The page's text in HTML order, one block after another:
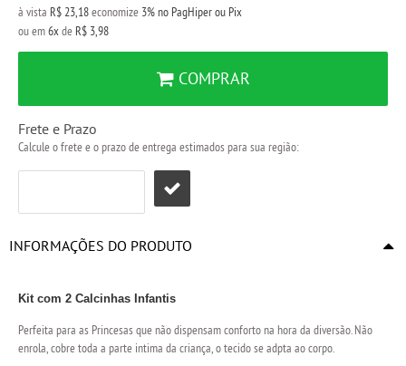
à vista R$ 23,18economize 3%no PagHiper ou Pix
ou em6xde R$ 3,98
COMPRAR
Frete e Prazo
Calcule o frete e o prazo de entrega estimados para sua região:
INFORMAÇÕES DO PRODUTO
Kit com 2 Calcinhas Infantis
Perfeita para as Princesas que não dispensam conforto na hora da diversão. Não
enrola, cobre toda a parte intima da criança, o tecido se adpta ao corpo.